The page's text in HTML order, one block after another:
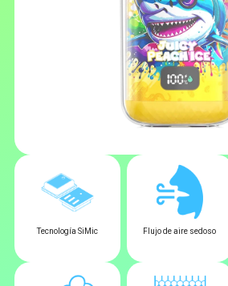
Tecnología SiMic Flujo de aire sedoso